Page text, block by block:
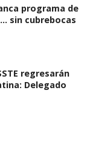
programa de
sin cubrebocas
regresarán
Delegado